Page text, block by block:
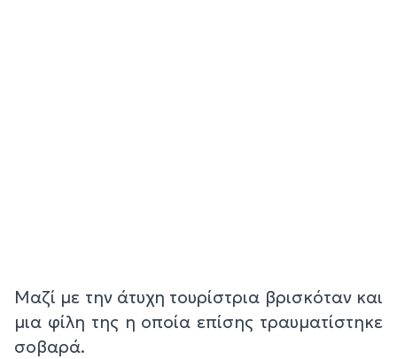
Μαζί με την άτυχη τουρίστρια βρισκόταν και
μια φίλη της η οποία επίσης τραυματίστηκε
σοβαρά.